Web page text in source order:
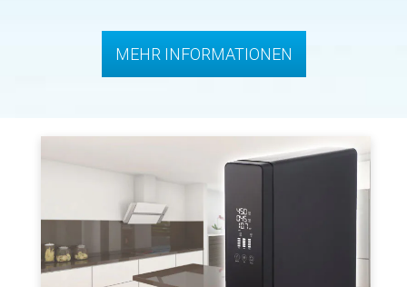
MEHR INFORMATIONEN